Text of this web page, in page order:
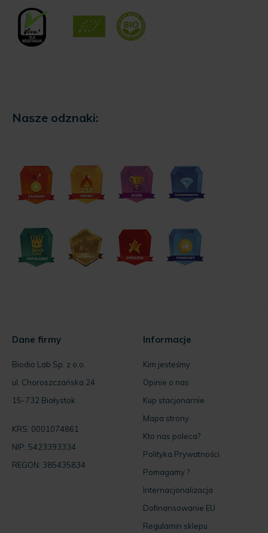
Nasze odznaki:
Dane firmy
Biodio Lab Sp. z o.o.
ul. Choroszczańska 24
15-732 Białystok
KRS: 0001074861
NIP: 5423393334
REGON: 385435834
Informacje
Kim jesteśmy
Opinie o nas
Kup stacjonarnie
Mapa strony
Kto nas poleca?
Polityka Prywatności
Pomagamy ?
Internacjonalizacja
Dofinansowanie EU
Regulamin sklepu